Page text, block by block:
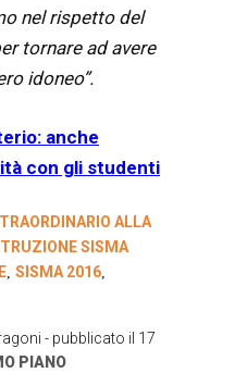
nel rispetto del
tornare ad avere
idoneo”.
anche
con gli studenti
ALLA
SISMA
, SISMA 2016,
- pubblicato il 17
PIANO